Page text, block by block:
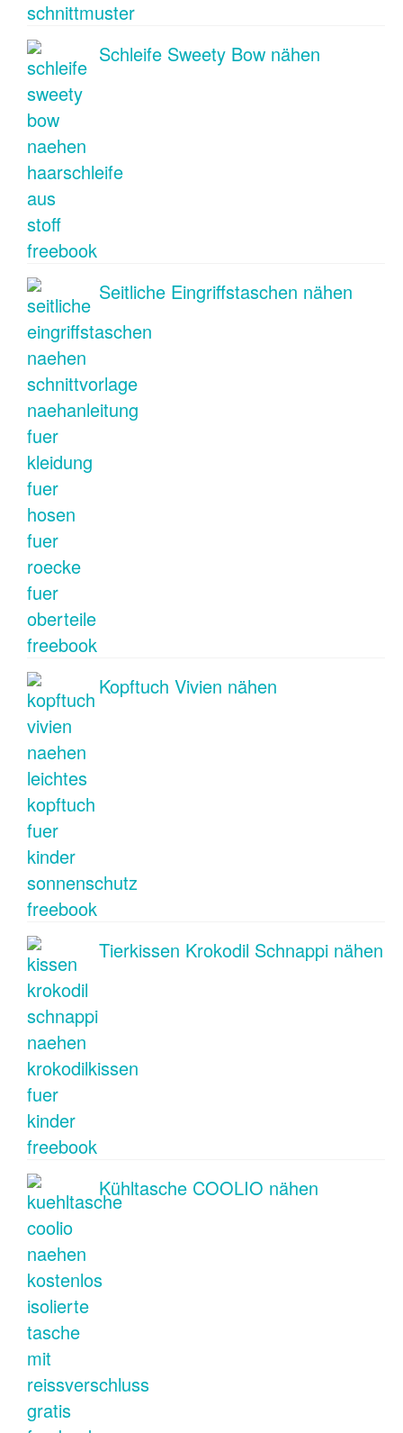
Schleife Sweety Bow nähen
Seitliche Eingriffstaschen nähen
Kopftuch Vivien nähen
Tierkissen Krokodil Schnappi nähen
Kühltasche COOLIO nähen